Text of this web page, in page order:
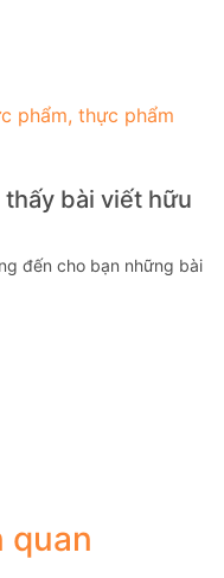
phẩm, thực phẩm
thấy bài viết hữu
đến cho bạn những bài
quan